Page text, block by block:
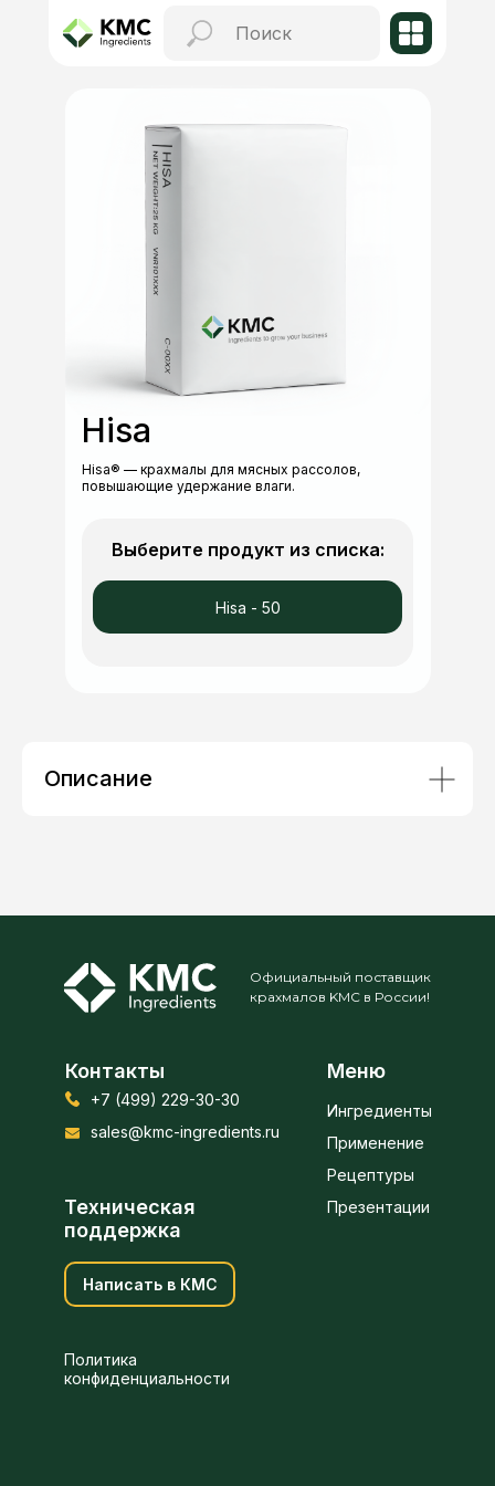
Hisa® — крахмалы для мясных рассолов,
повышающие удержание влаги.
Hisa
Выберите продукт из списка:
Hisa - 50
Описание
Контакты Меню
Техническая
поддержка
Политика
конфиденциальности
+7 (499) 229-30-30
sales@kmc-ingredients.ru
Ингредиенты
Применение
Рецептуры
Презентации
Написать в КМС
Официальный поставщик
крахмалов KMC в России!